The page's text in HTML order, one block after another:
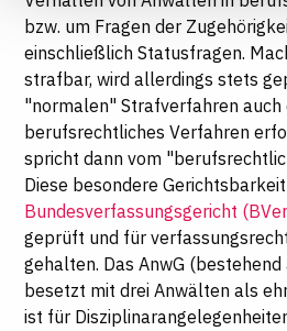
Datenschutzhinweisen
bzw. um Fragen der
einschließlich Statusfragen.
strafbar, wird allerdings stets
"normalen" Strafverfahren auch
berufsrechtliches Verfahren
spricht dann vom
Diese besondere
Bundesverfassungsgericht
geprüft und für
gehalten. Das AnwG (bestehend
besetzt mit drei Anwälten als
ist für